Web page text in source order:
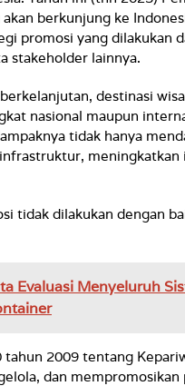
berkunjung ke
promosi yang dilakukan
stakeholder lainnya.
destinasi
nasional maupun
tidak hanya
meningkatkan
tidak dilakukan dengan
Evaluasi Menyeluruh
tahun 2009 tentang
dan mempromosikan